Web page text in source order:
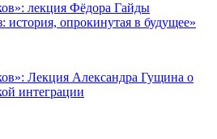
лекция Фёдора Гайды
история, опрокинутая в будущее»
Лекция Александра Гущина о
интеграции